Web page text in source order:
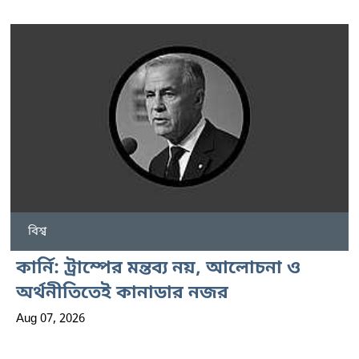
বিশ্ব
কার্নি: ট্রাম্পের মন্তব্য নয়, আলোচনা ও
অর্থনীতিতেই কানাডার নজর
Aug 07, 2026